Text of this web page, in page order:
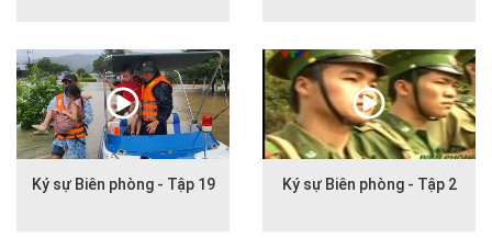
Ký sự Biên phòng - Tập 19 Ký sự Biên phòng - Tập 2